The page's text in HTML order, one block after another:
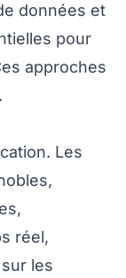
données et
pour
approches
Les
réel,
les